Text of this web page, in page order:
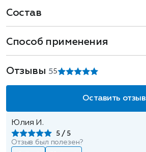
Состав
Способ применения
Отзывы 55
Оставить отзыв
Юлия И.
5
Отзыв был полезен?